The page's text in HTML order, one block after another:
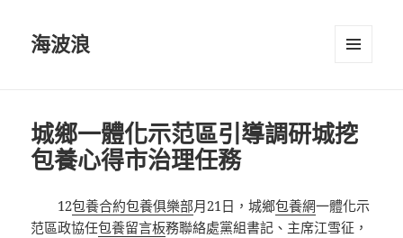
海波浪
城鄉一體化示范區引導調研城挖
包養心得市治理任務
12包養合約包養俱樂部月21日，城鄉包養網一體化示
范區政協任包養留言板務聯絡處黨組書記、主席江雪征，